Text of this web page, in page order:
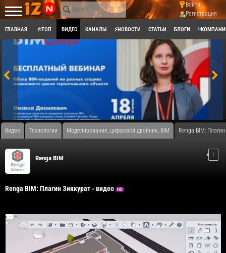
Войти
Регистрация
ГЛАВНАЯ ⭐ТОП ВИДЕО КАНАЛЫ ⚡НОВОСТИ СТАТЬИ БЛОГИ
Видео Технологии Моделирование, цифровой двойник, BIM Renga BIM:
Renga BIM 1
Renga BIM: Плагин Зиккурат - видео HD